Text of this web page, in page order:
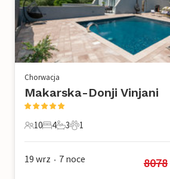
Chorwacja
Makarska-Donji Vinjani
10 Goście
10
4 Sypialnie
4
3 Łazienki
3
1 Zwierzę domowe
1
19 wrz • 7 noce 8078